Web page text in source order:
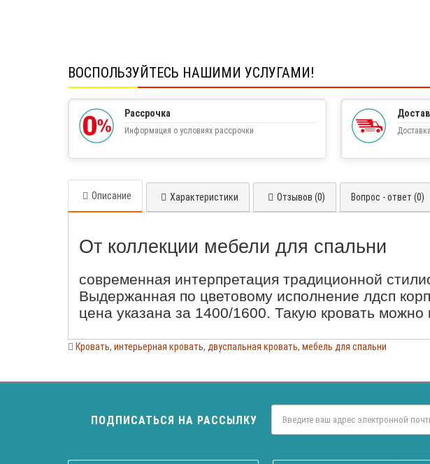
ВОСПОЛЬЗУЙТЕСЬ НАШИМИ УСЛУГАМИ!
Рассрочка
Информация о условиях рассрочки
Описание Характеристики Отзывов (0) Вопрос - ответ (0)
От коллекции мебели для спальни
современная интерпретация традиционной
Выдержанная по цветовому исполнение лдсп
цена указана за 1400/1600. Такую кровать можно
Кровать, интерьерная кровать, двуспальная кровать, мебель для спальни
ПОДПИСАТЬСЯ НА РАССЫЛКУ